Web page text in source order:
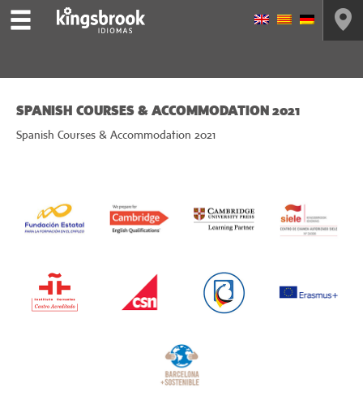
SPANISH COURSES & ACCOMMODATION 2021
Spanish Courses & Accommodation 2021